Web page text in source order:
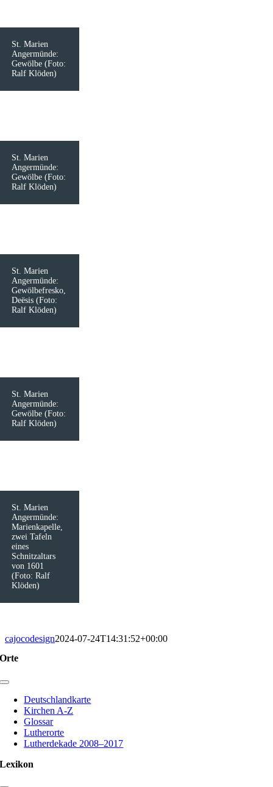
St. Marien
Angermünde:
Gewölbe (Foto:
Ralf Klöden)
St. Marien
Angermünde:
Gewölbe (Foto:
Ralf Klöden)
St. Marien
Angermünde:
Gewölbefresko,
Deësis (Foto:
Ralf Klöden)
St. Marien
Angermünde:
Gewölbe (Foto:
Ralf Klöden)
St. Marien
Angermünde:
Marienkapelle,
zwei Tafeln
eines
Schnitzaltars
von 1601
(Foto: Ralf
Klöden)
cajocodesign2024-07-24T14:31:52+00:00
Orte
Toggle
NavigationDeutschlandkarte
Kirchen A-Z
Glossar
Lutherorte
Lutherdekade 2008–2017
Lexikon